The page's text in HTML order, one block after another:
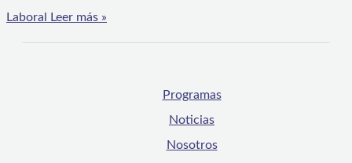
Laboral
Leer más »
Programas
Noticias
Nosotros